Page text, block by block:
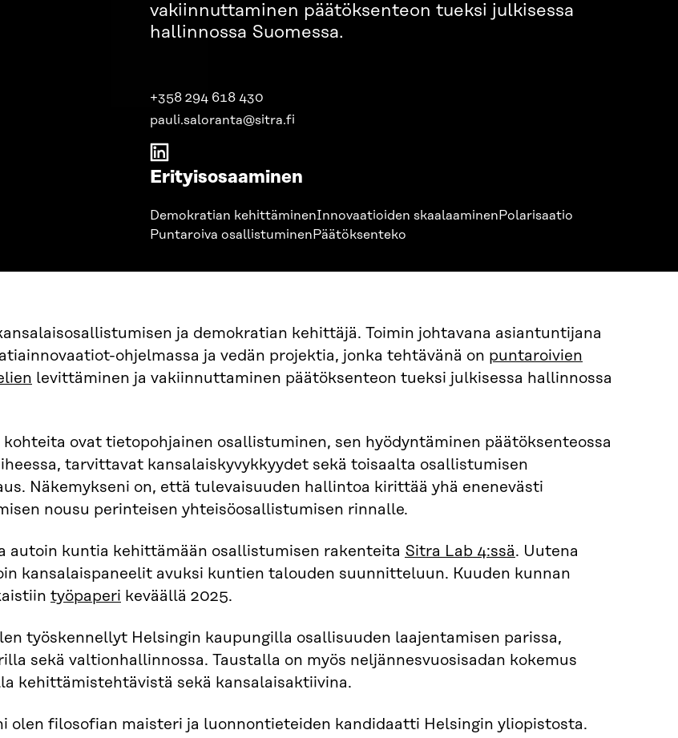
vakiinnuttaminen päätöksenteon tueksi julkisessa
hallinnossa Suomessa.
+358 294 618 430
pauli.saloranta@sitra.fi
Erityisosaaminen
Demokratian kehittäminenInnovaatioiden skaalaaminen Polarisaatio
Puntaroiva osallistuminen Päätöksenteko
ja demokratian kehittäjä. Toimin johtavana asiantuntijana
ohjelmassa ja vedän projektia, jonka tehtävänä on puntaroivien
levittäminen ja vakiinnuttaminen päätöksenteon tueksi julkisessa hallinnossa
ovat tietopohjainen osallistuminen, sen hyödyntäminen päätöksenteossa
tarvittavat kansalaiskyvykkyydet sekä toisaalta osallistumisen
Näkemykseni on, että tulevaisuuden hallintoa kirittää yhä enenevästi
nousu perinteisen yhteisöosallistumisen rinnalle.
autoin kuntia kehittämään osallistumisen rakenteita Sitra Lab 4:ssä. Uutena
kansalaispaneelit avuksi kuntien talouden suunnitteluun. Kuuden kunnan
työpaperi keväällä 2025.
työskennellyt Helsingin kaupungilla osallisuuden laajentamisen parissa,
sekä valtionhallinnossa. Taustalla on myös neljännesvuosisadan kokemus
kehittämistehtävistä sekä kansalaisaktiivina.
olen filosofian maisteri ja luonnontieteiden kandidaatti Helsingin yliopistosta.